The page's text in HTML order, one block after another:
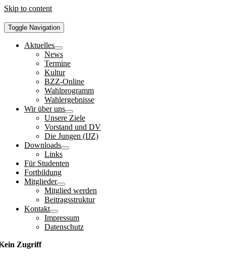
Skip to content
Toggle Navigation
Aktuelles
News
Termine
Kultur
BZZ-Online
Wahlprogramm
Wahlergebnisse
Wir über uns
Unsere Ziele
Vorstand und DV
Die Jungen (IJZ)
Downloads
Links
Für Studenten
Fortbildung
Mitglieder
Mitglied werden
Beitragsstruktur
Kontakt
Impressum
Datenschutz
Zugriff